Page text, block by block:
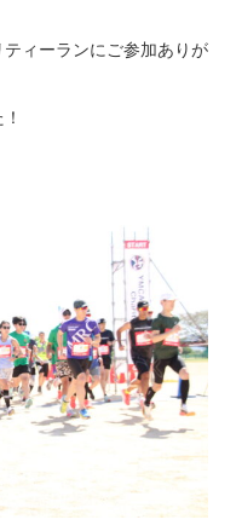
ィーランにご参加ありが